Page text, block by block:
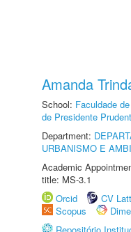
Amanda
School: Faculdade
de Presidente
Department:
URBANISMO E
Academic
title: MS-3.1
Orcid
CV
Scopus